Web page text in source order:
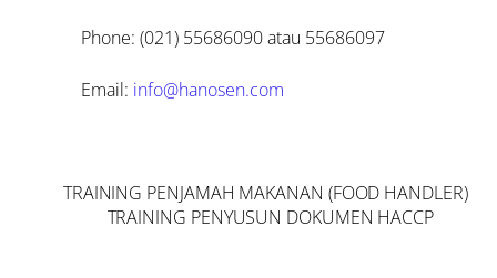
Phone: (021) 55686090 atau 55686097
Email: info@hanosen.com
TRAINING PENJAMAH MAKANAN (FOOD HANDLER)
TRAINING PENYUSUN DOKUMEN HACCP